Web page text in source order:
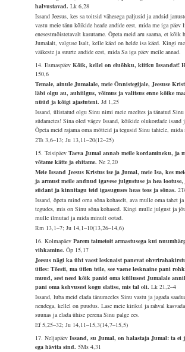
halvustavad.Lk 6,28
Issand Jeesus, kes sa toitsid vähesega paljusid ja andsid
vastu meie tänu kõikide heade andide eest, mida me iga päev
enesestmõistetavalt kasutame. Õpeta meid aru saama, et kõik
Jumalalt, valguse Isalt, kelle käed on helde isa käed. Kingi
väikeste ja suurte andide eest, mida Sa iga päev meile annad.
14. EsmaspäevKõik, kellel on eluõhku, kiitku Issandat!
150,6
Temale, ainule Jumalale, meie Õnnistegijale, Jeesuse
läbi olgu au, auhiilgus, võimus ja valitsus enne kõike
nüüd ja kõigi ajastuteni.Jd 1,25
Issand, ülistatud olgu Sinu nimi meie meeltes ja tänatud Sinu
südametes! Sina oled vägev Issand, kõikide olukordade isand
Õpeta meid rajama oma mõtteid ja tegusid Sinu tahtele,
2Ts 3,6–13; Ju 13,11–20(12–25)
15. TeisipäevTaeva Jumal annab meile kordamineku, ja
võtame kätte ja ehitame.Ne 2,20
Meie Issand Jeesus Kristus ise ja Jumal, meie Isa, kes
ja armust meile andnud igavese julgustuse ja hea
südant ja kinnitagu teid igasuguses heas teos ja sõnas.
Issand, õpeta mind oma sõna kohaselt, ava mulle oma tahet
tegudes, mis on Sinu sõna kohased. Kingi mulle julgust ja
mulle ilmutad ja mida minult ootad.
Rm 13,1–7; Ju 14,1–10(13,26–14,6)
16. KolmapäevParem taimetoit armastusega kui
vihkamine.Õp 15,17
Jeesus nägi ka üht vaest lesknaist panevat
ütles: Tõesti, ma ütlen teile, see vaene lesknaine pani
muud, sest need kõik panid oma küllusest Jumalale
pani oma kehvusest kogu elatise, mis tal oli.Lk 21,2–4
Issand, luba meid elada tänumeeles Sinu vastu ja jagada
nendega, kellel on puudus. Lase meie kirikul ja rahval
suunas ja elada ühise perena Sinu palge ees.
Ef 5,25–32; Ju 14,11–15,3(14,7–15,5)
17. NeljapäevIssand, su Jumal, on halastaja Jumal: ta ei
ega hävita sind.5Ms 4,31